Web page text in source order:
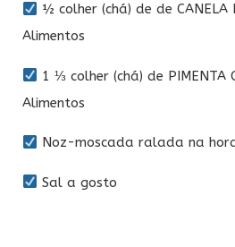
½ colher (chá) de de CANELA
Alimentos
1 ⅓ colher (chá) de PIMENTA
Alimentos
Noz-moscada ralada na
Sal a gosto